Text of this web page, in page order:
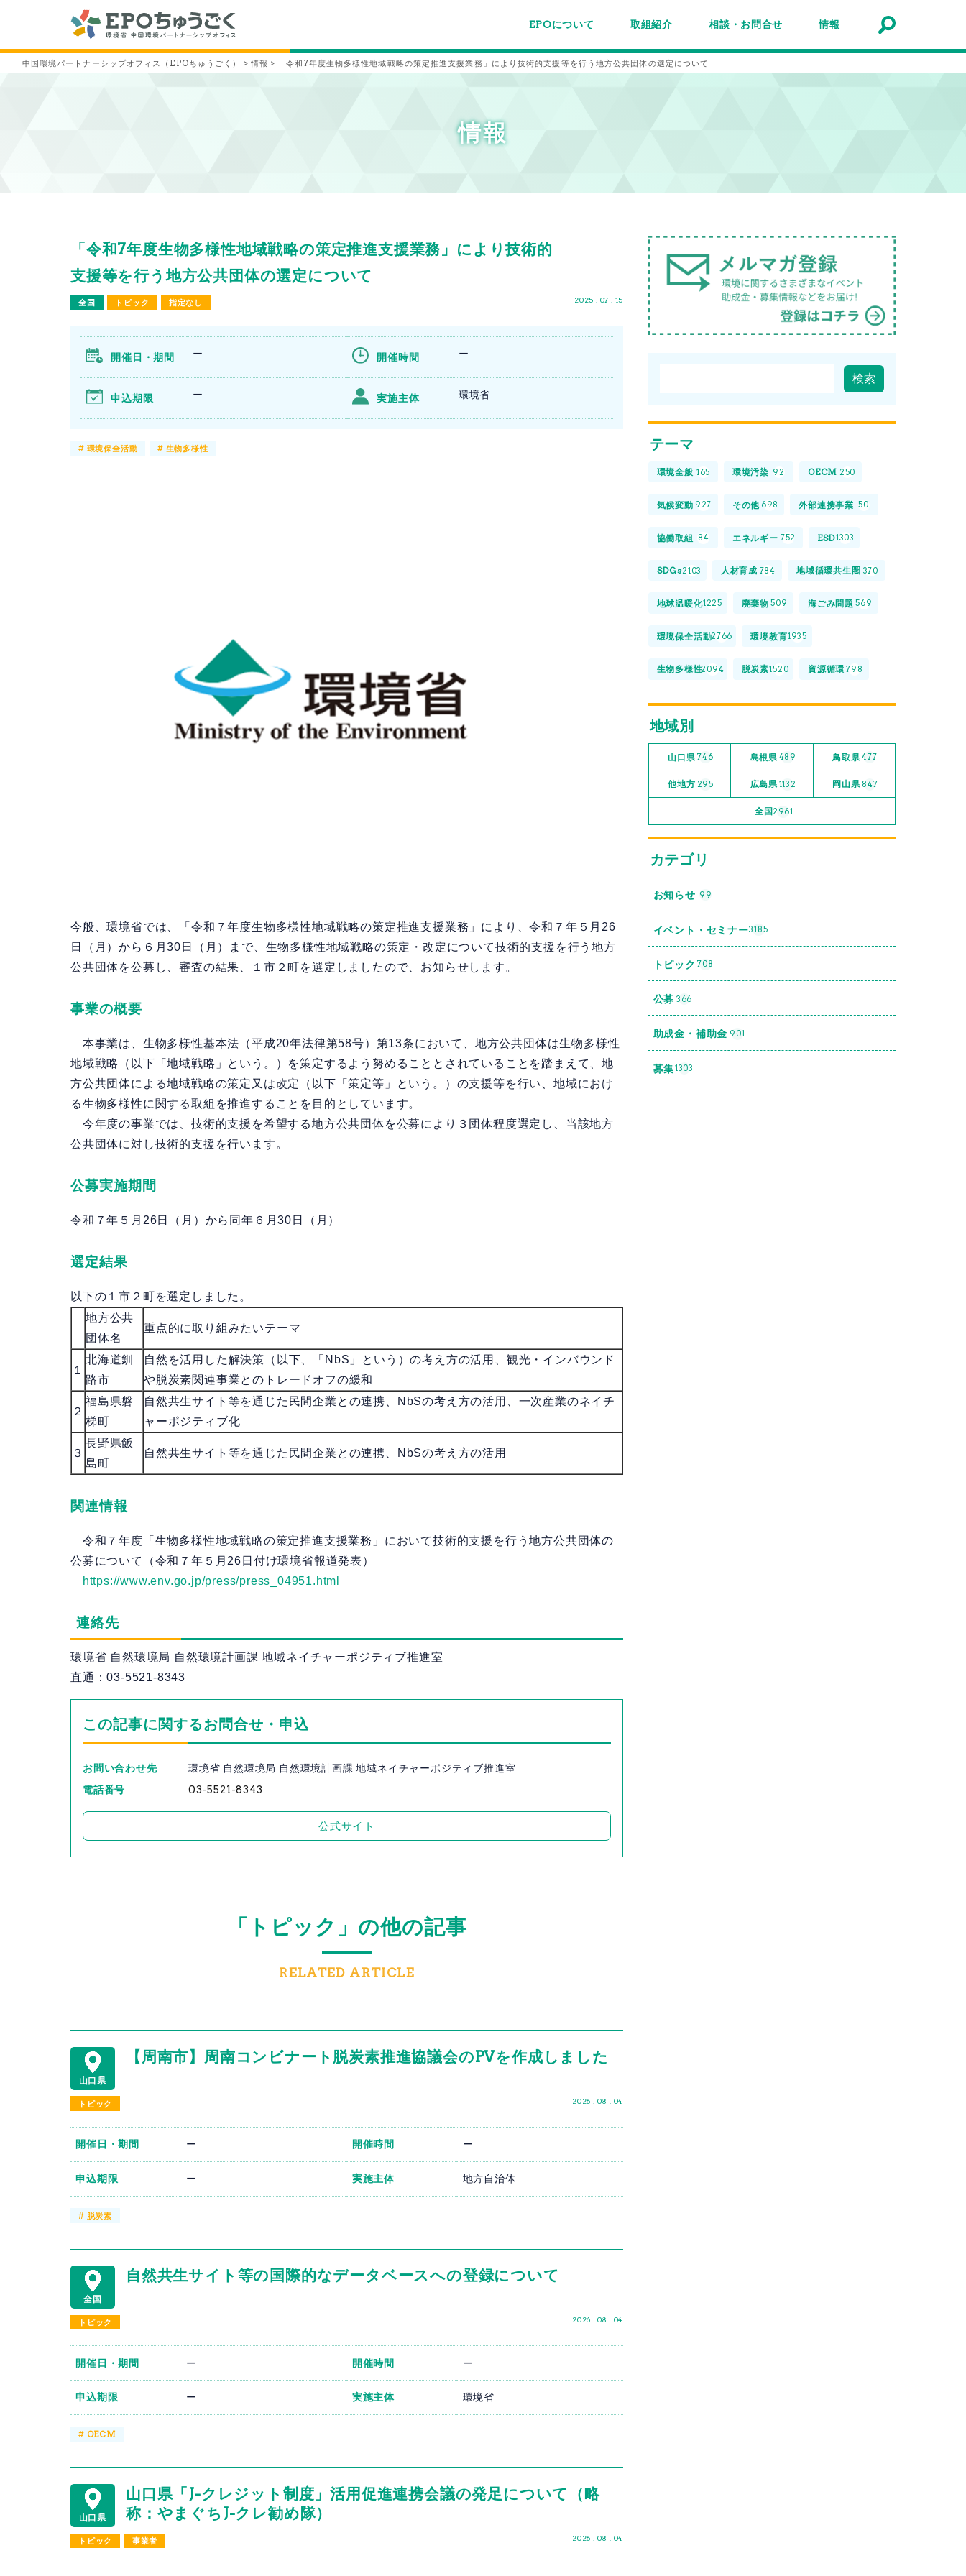
EPOについて
EPOちゅうごくについて
事業内容
スタッフ紹介
施設案内/利用案内
取組紹介
パートナーシップ紹介
主催事業報告
各種事例
メールマガジン
メルマガ登録
相談・お問合せ
アクセスマップ
Q&A
お問合せ
情報
中国環境パートナーシップオフィス（EPOちゅうごく） >情報 > 「令和7年度生物多様性地域戦略の策定推進支援業務」により技術的支援等を行う地方公共団体の選定について
情報
「令和7年度生物多様性地域戦略の策定推進支援業務」により技術的
支援等を行う地方公共団体の選定について
全国 トピック 指定なし 2025 . 07 . 15
開催日・期間 ー 開催時間 ー
申込期限 ー 実施主体 環境省
# 環境保全活動 # 生物多様性
今般、環境省では、「令和７年度生物多様性地域戦略の策定推進支援業務」により、令和７年５月26
日（月）から６月30日（月）まで、生物多様性地域戦略の策定・改定について技術的支援を行う地方
公共団体を公募し、審査の結果、１市２町を選定しましたので、お知らせします。
事業の概要
本事業は、生物多様性基本法（平成20年法律第58号）第13条において、地方公共団体は生物多様性
地域戦略（以下「地域戦略」という。）を策定するよう努めることとされていることを踏まえて、地
方公共団体による地域戦略の策定又は改定（以下「策定等」という。）の支援等を行い、地域におけ
る生物多様性に関する取組を推進することを目的としています。
今年度の事業では、技術的支援を希望する地方公共団体を公募により３団体程度選定し、当該地方
公共団体に対し技術的支援を行います。
公募実施期間
令和７年５月26日（月）から同年６月30日（月）
選定結果
以下の１市２町を選定しました。
地方公共
団体名
重点的に取り組みたいテーマ
１
北海道釧
路市
自然を活用した解決策（以下、「NbS」という）の考え方の活用、観光・インバウンド
や脱炭素関連事業とのトレードオフの緩和
２
福島県磐
梯町
自然共生サイト等を通じた民間企業との連携、NbSの考え方の活用、一次産業のネイチ
ャーポジティブ化
３
長野県飯
島町
自然共生サイト等を通じた民間企業との連携、NbSの考え方の活用
関連情報
令和７年度「生物多様性地域戦略の策定推進支援業務」において技術的支援を行う地方公共団体の
公募について（令和７年５月26日付け環境省報道発表）
https://www.env.go.jp/press/press_04951.html
連絡先
環境省 自然環境局 自然環境計画課 地域ネイチャーポジティブ推進室
直通：03-5521-8343
この記事に関するお問合せ・申込
お問い合わせ先
環境省 自然環境局 自然環境計画課 地域ネイチャーポジティブ推進室
電話番号
03-5521-8343
公式サイト
「トピック」の他の記事
RELATED ARTICLE
山口県
【周南市】周南コンビナート脱炭素推進協議会のPVを作成しました
トピック 2026 . 08 . 04
開催日・期間 ー 開催時間 ー
申込期限 ー 実施主体 地方自治体
# 脱炭素
全国
自然共生サイト等の国際的なデータベースへの登録について
トピック 2026 . 08 . 04
開催日・期間 ー 開催時間 ー
申込期限 ー 実施主体 環境省
# OECM
山口県
山口県「J-クレジット制度」活用促進連携会議の発足について（略
称：やまぐちJ-クレ勧め隊）
トピック 事業者 2026 . 08 . 04
テーマ
環境全般 165 環境汚染 92 OECM 250
気候変動 927 その他 698 外部連携事業 50
協働取組 84 エネルギー 752 ESD1303
SDGs2103 人材育成 784 地域循環共生圏 370
地球温暖化1225 廃棄物 509 海ごみ問題 569
環境保全活動2766 環境教育1935
生物多様性2094 脱炭素1520 資源循環 798
地域別
山口県 746 島根県 489 鳥取県 477
他地方 295 広島県1132 岡山県 847
全国2961
カテゴリ
お知らせ 99
イベント・セミナー3185
トピック 708
公募 366
助成金・補助金 901
募集1303